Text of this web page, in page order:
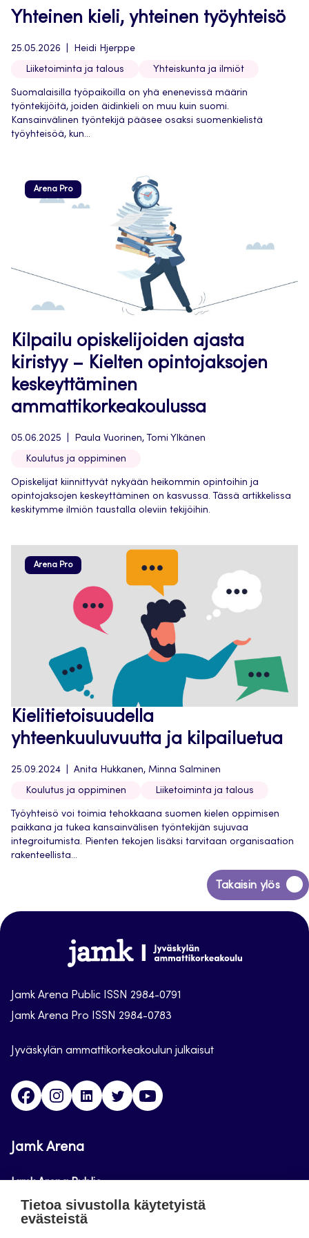
Yhteinen kieli, yhteinen työyhteisö
25.05.2026 Heidi Hjerppe
Liiketoiminta ja talous Yhteiskunta ja ilmiöt
Suomalaisilla työpaikoilla on yhä enenevissä määrin
työntekijöitä, joiden äidinkieli on muu kuin suomi.
Kansainvälinen työntekijä pääsee osaksi suomenkielistä
työyhteisöä, kun...
Arena Pro
Kilpailu opiskelijoiden ajasta
kiristyy – Kielten opintojaksojen
keskeyttäminen
ammattikorkeakoulussa
05.06.2025 Paula Vuorinen, Tomi Ylkänen
Koulutus ja oppiminen
Opiskelijat kiinnittyvät nykyään heikommin opintoihin ja
opintojaksojen keskeyttäminen on kasvussa. Tässä artikkelissa
keskitymme ilmiön taustalla oleviin tekijöihin.
Arena Pro
Kielitietoisuudella
yhteenkuuluvuutta ja kilpailuetua
25.09.2024 Anita Hukkanen, Minna Salminen
Koulutus ja oppiminen Liiketoiminta ja talous
Työyhteisö voi toimia tehokkaana suomen kielen oppimisen
paikkana ja tukea kansainvälisen työntekijän sujuvaa
integroitumista. Pienten tekojen lisäksi tarvitaan organisaation
rakenteellista...
Takaisin ylös
Siirry
takaisin
Jamk
Arena
Jamk Arena Public ISSN 2984-0791
Jamk Arena Pro ISSN 2984-0783
Jyväskylän ammattikorkeakoulun julkaisut
FacebookInstagramLinkedinTwitter
Jamk Arena
Jamk Arena Public
Jamk Arena Pro
Tietoa sivustolla käytetyistä
evästeistä